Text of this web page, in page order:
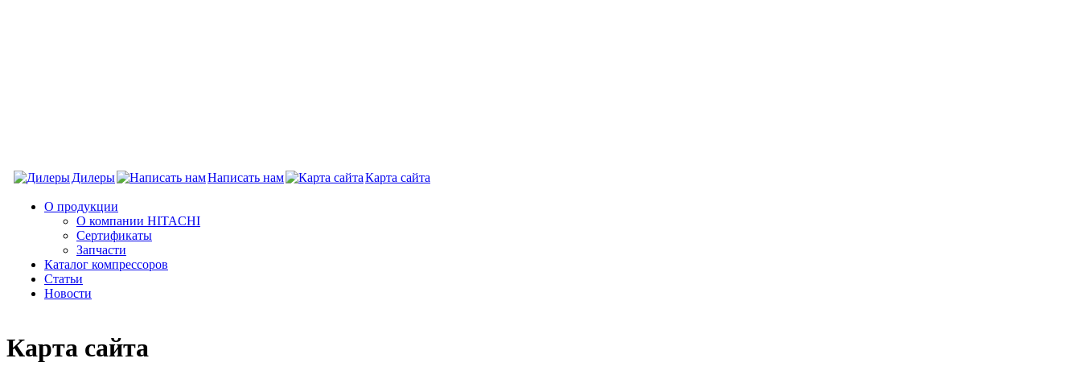
Дилеры Написать нам Карта сайта
О продукции
О компании HITACHI
Сертификаты
Запчасти
Каталог компрессоров
Статьи
Новости
Карта сайта